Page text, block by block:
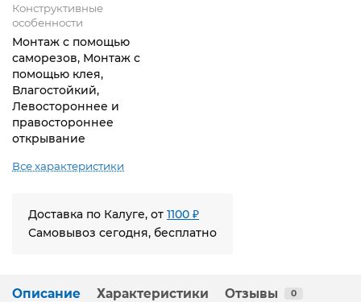
Конструктивные
особенности
Монтаж с помощью
саморезов, Монтаж с
помощью клея,
Влагостойкий,
Левостороннее и
правостороннее
открывание
Все характеристики
Доставка по Калуге, от 1100 ₽
Самовывоз сегодня, бесплатно
Описание Характеристики Отзывы 0